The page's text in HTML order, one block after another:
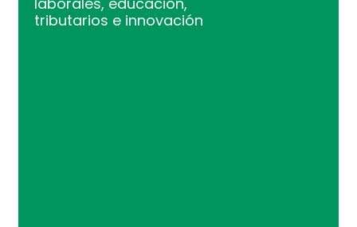
tributarios e innovación